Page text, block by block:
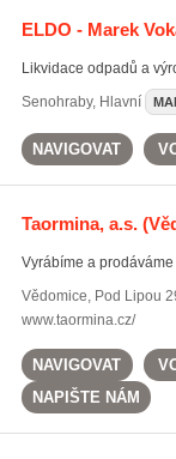
ELDO - Marek
Likvidace odpadů a
Senohraby, Hlavní
NAVIGOVAT
Taormina, a.s.
Vyrábíme a
Vědomice, Pod Lipou
www.taormina.cz/
NAVIGOVAT
NAPIŠTE NÁM